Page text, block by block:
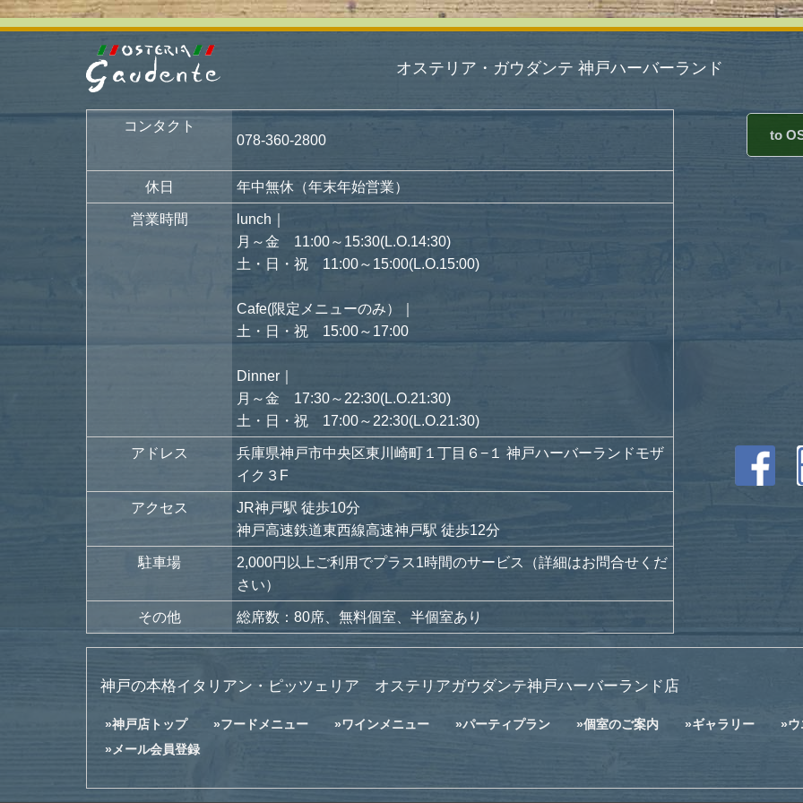
オステリア・ガウダンテ 神戸ハーバーランド
コンタクト
078-360-2800
休日 年中無休（年末年始営業）
営業時間
lunch｜
月～金 11:00～15:30(L.O.14:30)
土・日・祝 11:00～15:00(L.O.15:00)
Cafe(限定メニューのみ）｜
土・日・祝 15:00～17:00
Dinner｜
月～金 17:30～22:30(L.O.21:30)
土・日・祝 17:00～22:30(L.O.21:30)
アドレス
兵庫県神戸市中央区東川崎町１丁目６−１ 神戸ハーバーランドモザ
イク３F
アクセス
JR神戸駅 徒歩10分
神戸高速鉄道東西線高速神戸駅 徒歩12分
駐車場
2,000円以上ご利用でプラス1時間のサービス（詳細はお問合せくだ
さい）
その他 総席数：80席、無料個室、半個室あり
to
神戸の本格イタリアン・ピッツェリア オステリアガウダンテ神戸ハーバーランド店
神戸店トップ フードメニュー ワインメニュー パーティプラン 個室のご案内 ギャラリー
メール会員登録